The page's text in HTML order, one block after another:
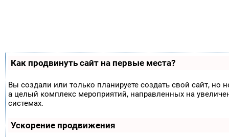
Как продвинуть сайт на первые места?
Вы создали или только планируете создать свой сайт, но
а целый комплекс мероприятий, направленных на
системах.
Ускорение продвижения